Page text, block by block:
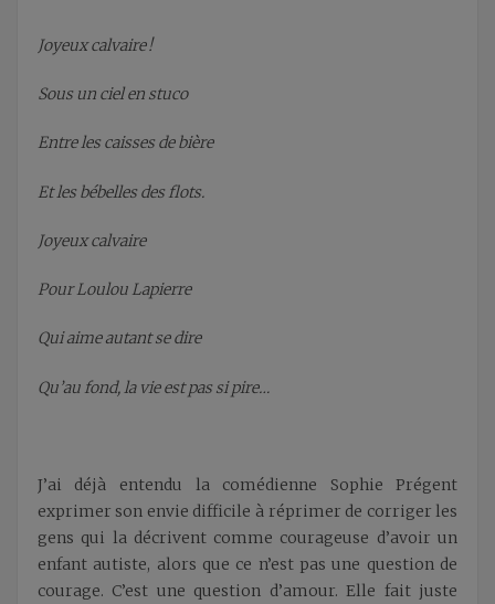
Joyeux calvaire !
Sous un ciel en stuco
Entre les caisses de bière
Et les bébelles des flots.
Joyeux calvaire
Pour Loulou Lapierre
Qui aime autant se dire
Qu’au fond, la vie est pas si pire…
J’ai déjà entendu la comédienne Sophie Prégent
exprimer son envie difficile à réprimer de corriger les
gens qui la décrivent comme courageuse d’avoir un
enfant autiste, alors que ce n’est pas une question de
courage. C’est une question d’amour. Elle fait juste